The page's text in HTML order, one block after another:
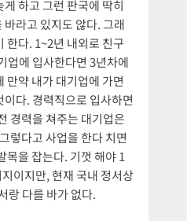
하고 그런 판국에 딱히
라고 있지도 않다. 그래
한다. 1~2년 내외로 친구
업에 입사한다면 3년차에
만약 내가 대기업에 가면
다. 경력직으로 입사하면
경력을 쳐주는 대기업은
렇다고 사업을 한다 치면
목을 잡는다. 기껏 해야 1
이지만, 현재 국내 정서상
랑 다를 바가 없다.